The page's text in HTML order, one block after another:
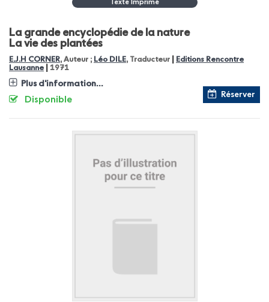
Texte Imprimé
La grande encyclopédie de la nature
La vie des plantées
E.J.H CORNER, Auteur ; Léo DILE, Traducteur
Editions Rencontre
Lausanne
1971
Plus d'information...
Réserver
Disponible